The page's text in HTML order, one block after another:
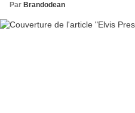
Par Brandodean